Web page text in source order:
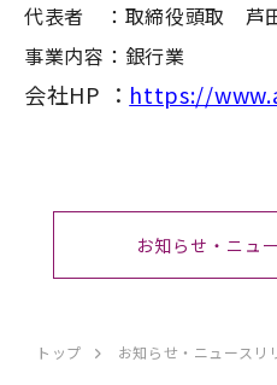
トップ お知らせ・ニュースリ
代表者 ：取締役頭取 芦
事業内容：銀行業
会社HP ： https://
お知らせ・ニュ